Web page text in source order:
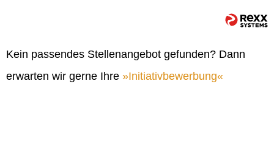
Kein passendes Stellenangebot gefunden? Dann
erwarten wir gerne Ihre
Initiativbewerbung